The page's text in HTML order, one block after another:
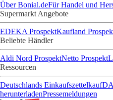
Über Bonial.deFür Handel und
Supermarkt Angebote
EDEKA ProspektKaufland
Beliebte Händler
Aldi Nord ProspektNetto Prospekt
Ressourcen
Deutschlands Einkaufszettel
herunterladenPressemeldungen